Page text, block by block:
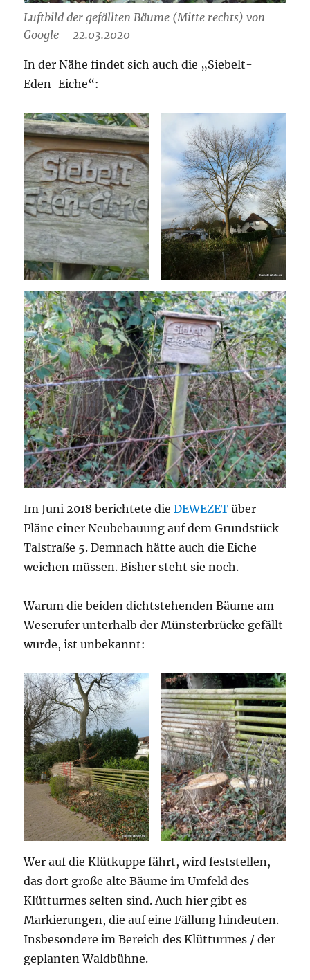
Luftbild der gefällten Bäume (Mitte rechts) von
Google – 22.03.2020
In der Nähe findet sich auch die „Siebelt-
Eden-Eiche“:
Im Juni 2018 berichtete dieDEWEZETüber
Pläne einer Neubebauung auf dem Grundstück
Talstraße 5. Demnach hätte auch die Eiche
weichen müssen. Bisher steht sie noch.
Warum die beiden dichtstehenden Bäume am
Weserufer unterhalb der Münsterbrücke gefällt
wurde, ist unbekannt:
Wer auf die Klütkuppe fährt, wird feststellen,
das dort große alte Bäume im Umfeld des
Klütturmes selten sind. Auch hier gibt es
Markierungen, die auf eine Fällung hindeuten.
Insbesondere im Bereich des Klütturmes / der
geplanten Waldbühne.